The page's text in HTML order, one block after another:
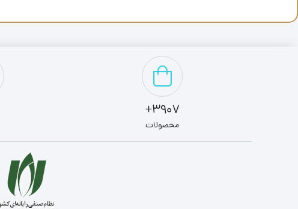
3907+
محصولات